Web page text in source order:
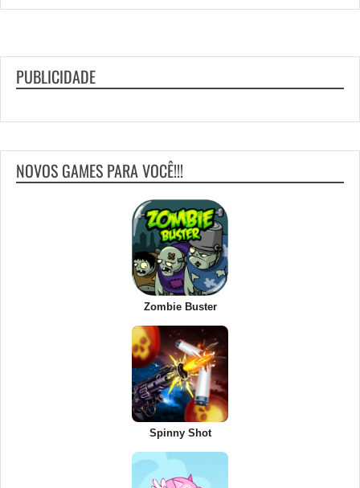
PUBLICIDADE
NOVOS GAMES PARA VOCÊ!!!
Zombie Buster
Spinny Shot